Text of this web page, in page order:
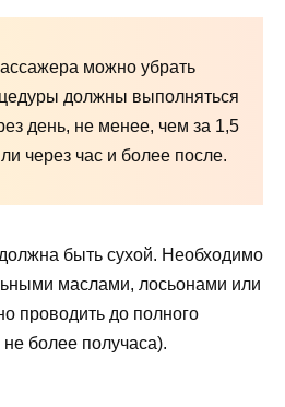
можно убрать
должны выполняться
день, не менее, чем за 1,5
через час и более после.
быть сухой. Необходимо
маслами, лосьонами или
проводить до полного
более получаса).